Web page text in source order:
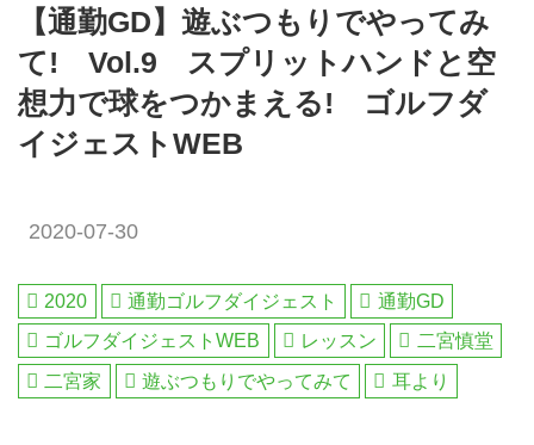
【通勤GD】遊ぶつもりでやってみ
て! Vol.9 スプリットハンドと空
想力で球をつかまえる! ゴルフダ
イジェストWEB
2020-07-30
2020 通勤ゴルフダイジェスト
通勤GD
ゴルフダイジェストWEB
レッスン
二宮慎堂
二宮家
遊ぶつもりでやってみて 耳より